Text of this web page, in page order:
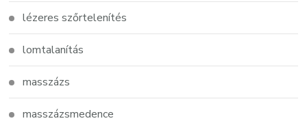
lézeres szőrtelenítés
lomtalanítás
masszázs
masszázsmedence